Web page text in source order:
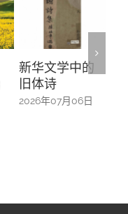
新华文学中的
旧体诗
2026年07月06日